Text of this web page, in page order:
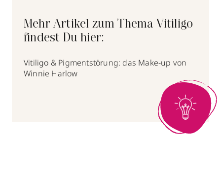
Mehr Artikel zum Thema Vitiligo
findest Du hier:
Vitiligo & Pigmentstörung: das Make-up von
Winnie Harlow